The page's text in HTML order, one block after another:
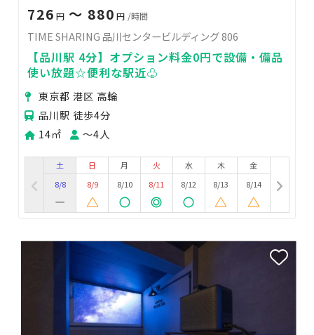
726 円 〜 880 円 /時間
TIME SHARING 品川センタービルディング 806
【品川駅 4分】オプション料金0円で設備・備品
使い放題☆便利な駅近♧
東京都 港区 高輪
品川駅 徒歩4分
14㎡
〜4人
土
8/8
日
8/9
月
8/10
火
8/11
水
8/12
木
8/13
金
8/14